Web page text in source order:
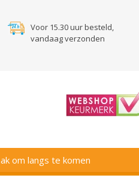
Voor 15.30 uur besteld,
vandaag verzonden
om langs te komen